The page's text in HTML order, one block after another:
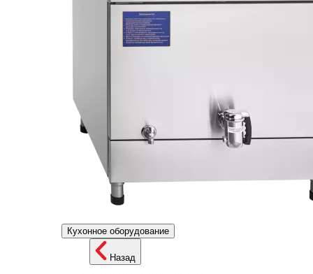
Кухонное оборудование
Назад